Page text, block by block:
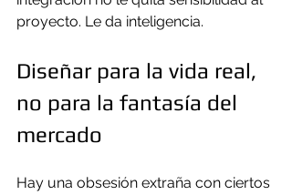
proyecto. Le da inteligencia.
Diseñar para la vida real,
no para la fantasía del
mercado
Hay una obsesión extraña con ciertos